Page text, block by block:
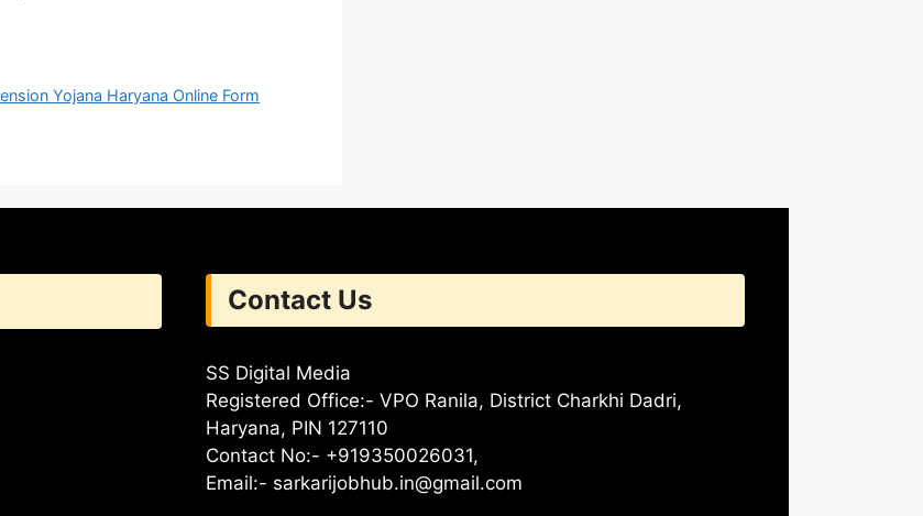
Yojana Haryana Online Form
Contact Us
SS Digital Media
Registered Office:- VPO Ranila, District Charkhi Dadri,
Haryana, PIN 127110
Contact No:- +919350026031,
Email:- sarkarijobhub.in@gmail.com